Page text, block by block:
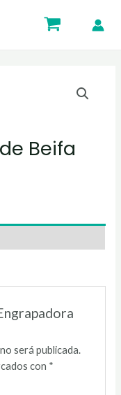
Beifa
será publicada.
con *